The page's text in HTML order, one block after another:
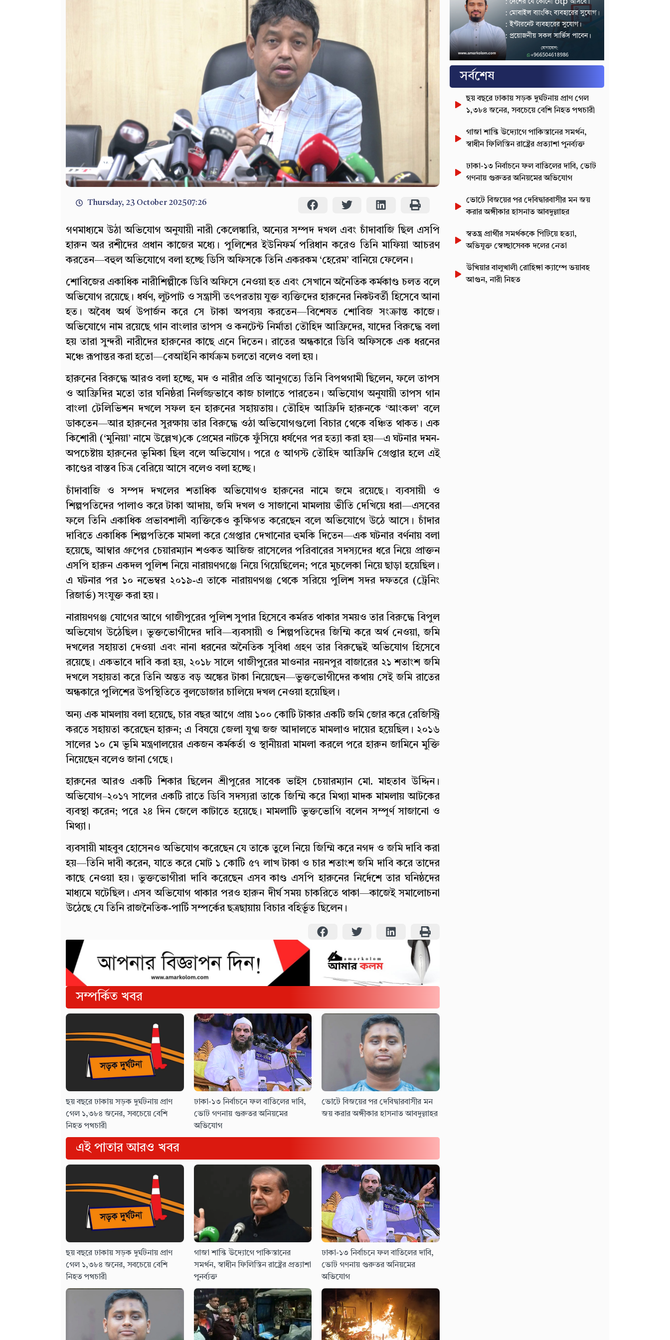
Thursday, 23 October 202507:26
গণমাধ্যমে উঠা অভিযোগ অনুযায়ী নারী কেলেঙ্কারি, অন্যের সম্পদ দখল এবং চাঁদাবাজি ছিল এসপি
হারুন অর রশীদের প্রধান কাজের মধ্যে। পুলিশের ইউনিফর্ম পরিধান করেও তিনি মাফিয়া আচরণ
করতেন—বহুল অভিযোগে বলা হচ্ছে ডিসি অফিসকে তিনি একরকম ‘হেরেম’ বানিয়ে ফেলেন।
শোবিজের একাধিক নারীশিল্পীকে ডিবি অফিসে নেওয়া হত এবং সেখানে অনৈতিক কর্মকাণ্ড চলত বলে
অভিযোগ রয়েছে। ধর্ষণ, লুটপাট ও সন্ত্রাসী তৎপরতায় যুক্ত ব্যক্তিদের হারুনের নিকটবর্তী হিসেবে আনা
হত। অবৈধ অর্থ উপার্জন করে সে টাকা অপব্যয় করতেন—বিশেষত শোবিজ সংক্রান্ত কাজে।
অভিযোগে নাম রয়েছে গান বাংলার তাপস ও কনটেন্ট নির্মাতা তৌহিদ আফ্রিদের, যাদের বিরুদ্ধে বলা
হয় তারা সুন্দরী নারীদের হারুনের কাছে এনে দিতেন। রাতের অন্ধকারে ডিবি অফিসকে এক ধরনের
মঞ্চে রূপান্তর করা হতো—বেআইনি কার্যক্রম চলতো বলেও বলা হয়।
হারুনের বিরুদ্ধে আরও বলা হচ্ছে, মদ ও নারীর প্রতি আনুগত্যে তিনি বিপথগামী ছিলেন, ফলে তাপস
ও আফ্রিদির মতো তার ঘনিষ্ঠরা নির্লজ্জভাবে কাজ চালাতে পারতেন। অভিযোগ অনুযায়ী তাপস গান
বাংলা টেলিভিশন দখলে সফল হন হারুনের সহায়তায়। তৌহিদ আফ্রিদি হারুনকে ‘আংকল’ বলে
ডাকতেন—আর হারুনের সুরক্ষায় তার বিরুদ্ধে ওঠা অভিযোগগুলো বিচার থেকে বঞ্চিত থাকত। এক
কিশোরী (‘মুনিয়া’ নামে উল্লেখ)কে প্রেমের নাটকে ফুঁসিয়ে ধর্ষণের পর হত্যা করা হয়—এ ঘটনার দমন-
অপচেষ্টায় হারুনের ভূমিকা ছিল বলে অভিযোগ। পরে ৫ আগস্ট তৌহিদ আফ্রিদি গ্রেপ্তার হলে এই
কাণ্ডের বাস্তব চিত্র বেরিয়ে আসে বলেও বলা হচ্ছে।
চাঁদাবাজি ও সম্পদ দখলের শতাধিক অভিযোগও হারুনের নামে জমে রয়েছে। ব্যবসায়ী ও
শিল্পপতিদের পালাও করে টাকা আদায়, জমি দখল ও সাজানো মামলায় ভীতি দেখিয়ে ধরা—এসবের
ফলে তিনি একাধিক প্রভাবশালী ব্যক্তিকেও কুক্ষিগত করেছেন বলে অভিযোগে উঠে আসে। চাঁদার
দাবিতে একাধিক শিল্পপতিকে মামলা করে গ্রেপ্তার দেখানোর হুমকি দিতেন—এক ঘটনার বর্ণনায় বলা
হয়েছে, আম্বার গ্রুপের চেয়ারম্যান শওকত আজিজ রাসেলের পরিবারের সদস্যদের ধরে নিয়ে প্রাক্তন
এসপি হারুন একদল পুলিশ নিয়ে নারায়ণগঞ্জে নিয়ে গিয়েছিলেন; পরে মুচলেকা নিয়ে ছাড়া হয়েছিল।
এ ঘটনার পর ১০ নভেম্বর ২০১৯-এ তাকে নারায়ণগঞ্জ থেকে সরিয়ে পুলিশ সদর দফতরে (ট্রেনিং
রিজার্ভ) সংযুক্ত করা হয়।
নারায়ণগঞ্জ যোগের আগে গাজীপুরের পুলিশ সুপার হিসেবে কর্মরত থাকার সময়ও তার বিরুদ্ধে বিপুল
অভিযোগ উঠেছিল। ভুক্তভোগীদের দাবি—ব্যবসায়ী ও শিল্পপতিদের জিম্মি করে অর্থ নেওয়া, জমি
দখলের সহায়তা দেওয়া এবং নানা ধরনের অনৈতিক সুবিধা গ্রহণ তার বিরুদ্ধেই অভিযোগ হিসেবে
রয়েছে। একভাবে দাবি করা হয়, ২০১৮ সালে গাজীপুরের মাওনার নয়নপুর বাজারের ২১ শতাংশ জমি
দখলে সহায়তা করে তিনি অন্তত বড় অঙ্কের টাকা নিয়েছেন—ভুক্তভোগীদের কথায় সেই জমি রাতের
অন্ধকারে পুলিশের উপস্থিতিতে বুলডোজার চালিয়ে দখল নেওয়া হয়েছিল।
অন্য এক মামলায় বলা হয়েছে, চার বছর আগে প্রায় ১০০ কোটি টাকার একটি জমি জোর করে রেজিস্ট্রি
করতে সহায়তা করেছেন হারুন; এ বিষয়ে জেলা যুগ্ম জজ আদালতে মামলাও দায়ের হয়েছিল। ২০১৬
সালের ১০ মে ভূমি মন্ত্রণালয়ের একজন কর্মকর্তা ও স্থানীয়রা মামলা করলে পরে হারুন জামিনে মুক্তি
নিয়েছেন বলেও জানা গেছে।
হারুনের আরও একটি শিকার ছিলেন শ্রীপুরের সাবেক ভাইস চেয়ারম্যান মো. মাহতাব উদ্দিন।
অভিযোগ–২০১৭ সালের একটি রাতে ডিবি সদস্যরা তাকে জিম্মি করে মিথ্যা মাদক মামলায় আটকের
ব্যবস্থা করেন; পরে ২৪ দিন জেলে কাটাতে হয়েছে। মামলাটি ভুক্তভোগি বলেন সম্পূর্ণ সাজানো ও
মিথ্যা।
ব্যবসায়ী মাহবুব হোসেনও অভিযোগ করেছেন যে তাকে তুলে নিয়ে জিম্মি করে নগদ ও জমি দাবি করা
হয়—তিনি দাবী করেন, যাতে করে মোট ১ কোটি ৫৭ লাখ টাকা ও চার শতাংশ জমি দাবি করে তাদের
কাছে নেওয়া হয়। ভুক্তভোগীরা দাবি করেছেন এসব কাণ্ড এসপি হারুনের নির্দেশে তার ঘনিষ্ঠদের
মাধ্যমে ঘটেছিল। এসব অভিযোগ থাকার পরও হারুন দীর্ঘ সময় চাকরিতে থাকা—কাজেই সমালোচনা
উঠেছে যে তিনি রাজনৈতিক-পার্টি সম্পর্কের ছত্রছায়ায় বিচার বহির্ভূত ছিলেন।
সম্পর্কিত খবর
ছয় বছরে ঢাকায় সড়ক দুর্ঘটনায় প্রাণ
গেল ১,৩৮৪ জনের, সবচেয়ে বেশি
নিহত পথচারী
ঢাকা-১৩ নির্বাচনে ফল বাতিলের দাবি,
ভোট গণনায় গুরুতর অনিয়মের
অভিযোগ
ভোটে বিজয়ের পর দেবিদ্বারবাসীর মন
জয় করার অঙ্গীকার হাসনাত আবদুল্লাহর
এই পাতার আরও খবর
ছয় বছরে ঢাকায় সড়ক দুর্ঘটনায় প্রাণ
গেল ১,৩৮৪ জনের, সবচেয়ে বেশি
নিহত পথচারী
গাজা শান্তি উদ্যোগে পাকিস্তানের
সমর্থন, স্বাধীন ফিলিস্তিন রাষ্ট্রের প্রত্যাশা
পুনর্ব্যক্ত
ঢাকা-১৩ নির্বাচনে ফল বাতিলের দাবি,
ভোট গণনায় গুরুতর অনিয়মের
অভিযোগ
সর্বশেষ
ছয় বছরে ঢাকায় সড়ক দুর্ঘটনায় প্রাণ গেল
১,৩৮৪ জনের, সবচেয়ে বেশি নিহত পথচারী
গাজা শান্তি উদ্যোগে পাকিস্তানের সমর্থন,
স্বাধীন ফিলিস্তিন রাষ্ট্রের প্রত্যাশা পুনর্ব্যক্ত
ঢাকা-১৩ নির্বাচনে ফল বাতিলের দাবি, ভোট
গণনায় গুরুতর অনিয়মের অভিযোগ
ভোটে বিজয়ের পর দেবিদ্বারবাসীর মন জয়
করার অঙ্গীকার হাসনাত আবদুল্লাহর
স্বতন্ত্র প্রার্থীর সমর্থককে পিটিয়ে হত্যা,
অভিযুক্ত স্বেচ্ছাসেবক দলের নেতা
উখিয়ার বালুখালী রোহিঙ্গা ক্যাম্পে ভয়াবহ
আগুন, নারী নিহত